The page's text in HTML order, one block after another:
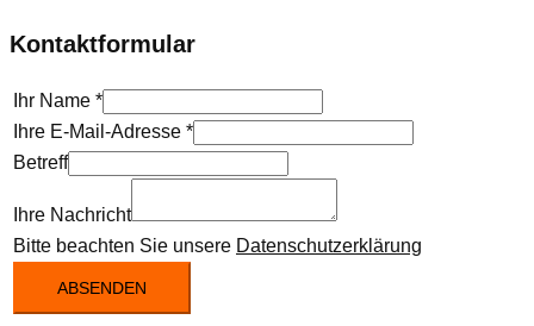
Kontaktformular
Ihr Name *
Ihre E-Mail-Adresse *
Betreff
Ihre Nachricht
Bitte beachten Sie unsere Datenschutzerklärung
ABSENDEN